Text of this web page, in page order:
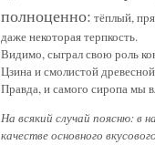
полноценно: тёплый,
даже некоторая терпкость.
Видимо, сыграл свою роль
Цзина и смолистой
Правда, и самого сиропа мы
На всякий случай поясню: в
качестве основного